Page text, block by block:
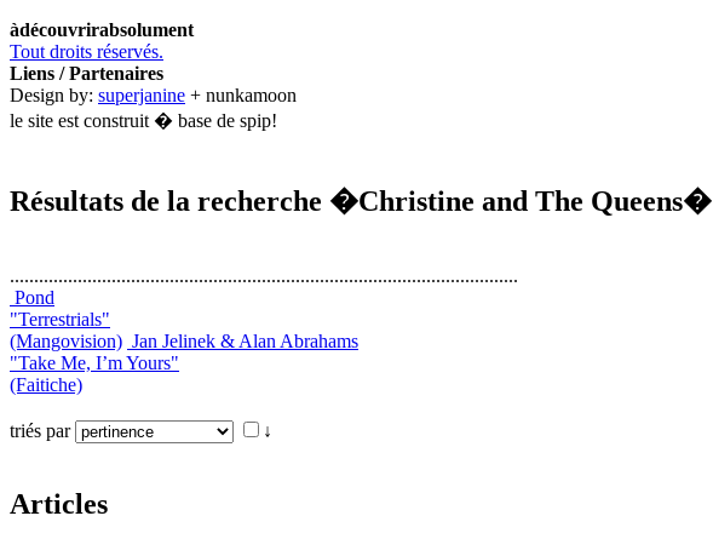
àdécouvrirabsolument
Tout droits réservés.
Liens / Partenaires
Design by: superjanine + nunkamoon
le site est construit � base de spip!
Résultats de la recherche �Christine and The Queens�
.........................................................................................................
Pond
"Terrestrials"
(Mangovision) Jan Jelinek & Alan Abrahams
"Take Me, I’m Yours"
(Faitiche)
triés par ↓
Articles